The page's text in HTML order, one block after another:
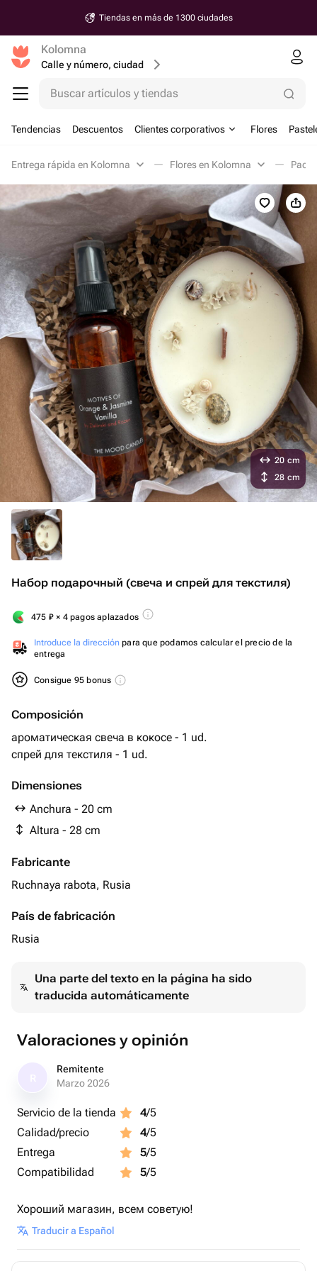
Tiendas en más de 1300 ciudades
Kolomna
Calle y número, ciudad
Buscar artículos y tiendas
Tendencias Descuentos Clientes corporativos Flores
Entrega rápida en Kolomna Flores en Kolomna Pack
Набор подарочный (свеча и спрей для текстиля)
475 ₽ × 4 pagos aplazados
Introduce la dirección para que podamos calcular el precio de la
entrega
Consigue 95 bonus
Composición
ароматическая свеча в кокосе - 1 ud.
спрей для текстиля - 1 ud.
Dimensiones
Anchura - 20 cm
Altura - 28 cm
Fabricante
Ruchnaya rabota, Rusia
País de fabricación
Rusia
20 cm
28 cm
Una parte del texto en la página ha sido
traducida automáticamente
Valoraciones y opinión
Remitente
Marzo 2026
Servicio de la tienda 4/5
Calidad/precio
4/5
Entrega
5/5
Compatibilidad
5/5
Хороший магазин, всем советую!
Traducir a Español